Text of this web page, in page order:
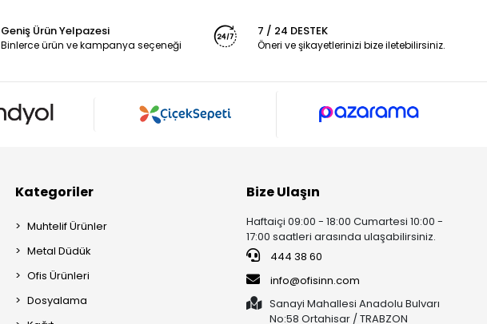
Geniş Ürün Yelpazesi
Binlerce ürün ve kampanya seçeneği
7 / 24 DESTEK
Öneri ve şikayetlerinizi bize iletebilirsiniz.
Kategoriler
Muhtelif Ürünler
Metal Düdük
Ofis Ürünleri
Dosyalama
Bize Ulaşın
Haftaiçi 09:00 - 18:00 Cumartesi 10:00 -
17:00 saatleri arasında ulaşabilirsiniz.
444 38 60
info@ofisinn.com
Sanayi Mahallesi Anadolu Bulvarı
No:58 Ortahisar / TRABZON